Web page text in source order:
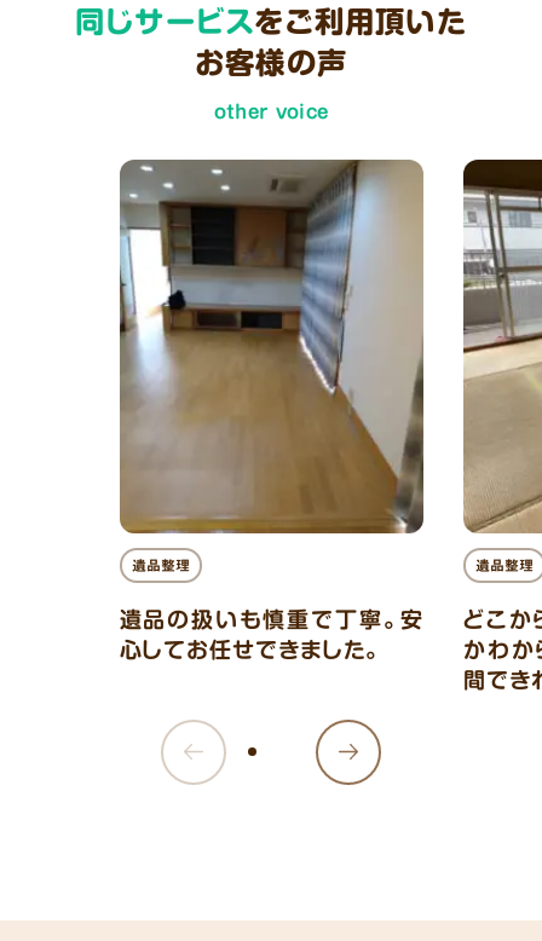
同じサービスをご利用頂いた
お客様の声
other voice
遺品整理
遺品の扱いも慎重で丁寧。安
心してお任せできました。
遺品整理
どこか
かわか
間でき